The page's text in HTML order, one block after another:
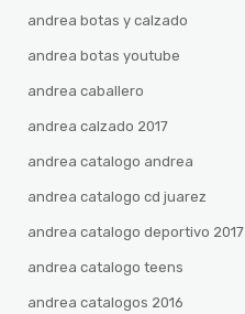
andrea botas y calzado
andrea botas youtube
andrea caballero
andrea calzado 2017
andrea catalogo andrea
andrea catalogo cd juarez
andrea catalogo deportivo 2017
andrea catalogo teens
andrea catalogos 2016